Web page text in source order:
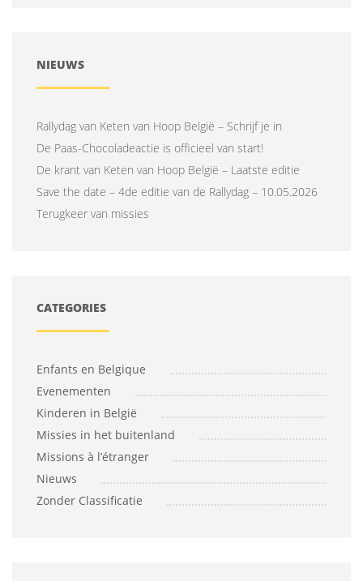
NIEUWS
Rallydag van Keten van Hoop België – Schrijf je in
De Paas-Chocoladeactie is officieel van start!
De krant van Keten van Hoop België – Laatste editie
Save the date – 4de editie van de Rallydag – 10.05.2026
Terugkeer van missies
CATEGORIES
Enfants en Belgique
Evenementen
Kinderen in België
Missies in het buitenland
Missions à l’étranger
Nieuws
Zonder Classificatie